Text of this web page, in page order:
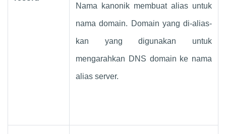
Nama kanonik membuat alias untuk
nama domain. Domain yang di-alias-
kan yang digunakan untuk
mengarahkan DNS domain ke nama
alias server.